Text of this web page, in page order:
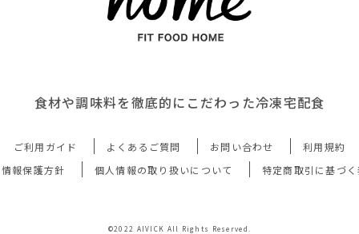
食材や調味料を徹底的にこだわった冷凍宅配食
ご利用ガイド よくあるご質問 お問い合わせ
利用規約
報保護方針
個人情報の取り扱いについて 特定商取引に基づ
©2022 AIVICK All Rights Reserved.